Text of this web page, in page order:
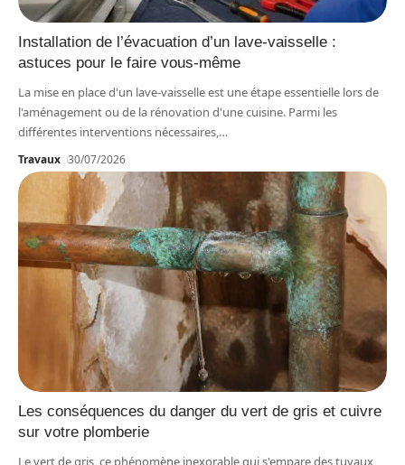
Installation de l’évacuation d’un lave-vaisselle :
astuces pour le faire vous-même
La mise en place d'un lave-vaisselle est une étape essentielle lors de
l'aménagement ou de la rénovation d'une cuisine. Parmi les
différentes interventions nécessaires, …
Travaux 30/07/2026
Les conséquences du danger du vert de gris et cuivre
sur votre plomberie
Le vert de gris, ce phénomène inexorable qui s'empare des tuyaux